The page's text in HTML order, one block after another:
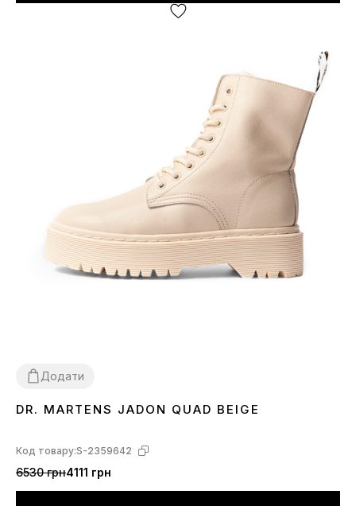
Додати
36 3940
DR. MARTENS JADON QUAD BEIGE
Код товару:S-2359642
6530 грн4111 грн